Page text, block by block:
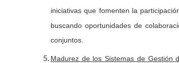
iniciativas que fomenten la
buscando oportunidades de
conjuntos.
Madurez de los Sistemas de Gestión